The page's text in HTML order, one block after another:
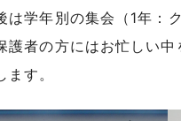
は学年別の集会（1年：
護者の方にはお忙しい
す。